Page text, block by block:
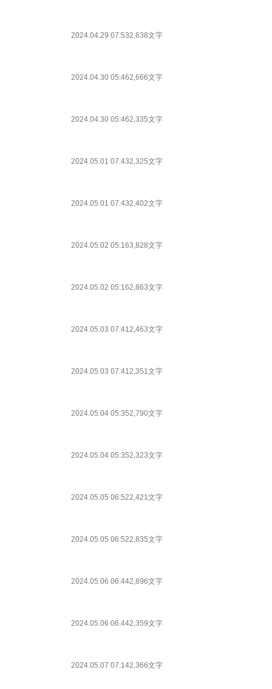
2024.04.29 07:532,638文字
2024.04.30 05:462,666文字
2024.04.30 05:462,335文字
2024.05.01 07:432,325文字
2024.05.01 07:432,402文字
2024.05.02 05:163,828文字
2024.05.02 05:162,863文字
2024.05.03 07:412,463文字
2024.05.03 07:412,351文字
2024.05.04 05:352,790文字
2024.05.04 05:352,323文字
2024.05.05 06:522,421文字
2024.05.05 06:522,835文字
2024.05.06 06:442,896文字
2024.05.06 06:442,359文字
2024.05.07 07:142,366文字